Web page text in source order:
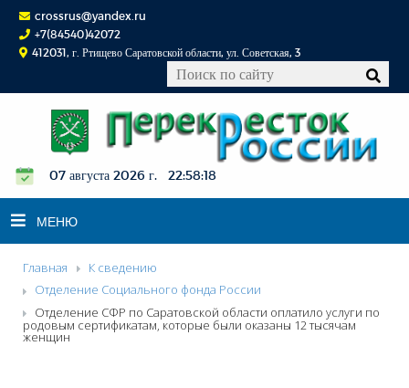
crossrus@yandex.ru
+7(84540)42072
412031, г. Ртищево Саратовской области, ул. Советская, 3
07 августа 2026 г. 22:58:19
МЕНЮ
НОВОСТИ
ОФИЦИАЛЬНО
К СВЕДЕНИЮ
Главная
К сведению
Отделение Социального фонда России
Отделение СФР по Саратовской области оплатило услуги по
родовым сертификатам, которые были оказаны 12 тысячам
женщин